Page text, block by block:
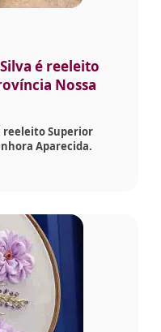
é reeleito
Nossa
reeleito Superior
Aparecida.